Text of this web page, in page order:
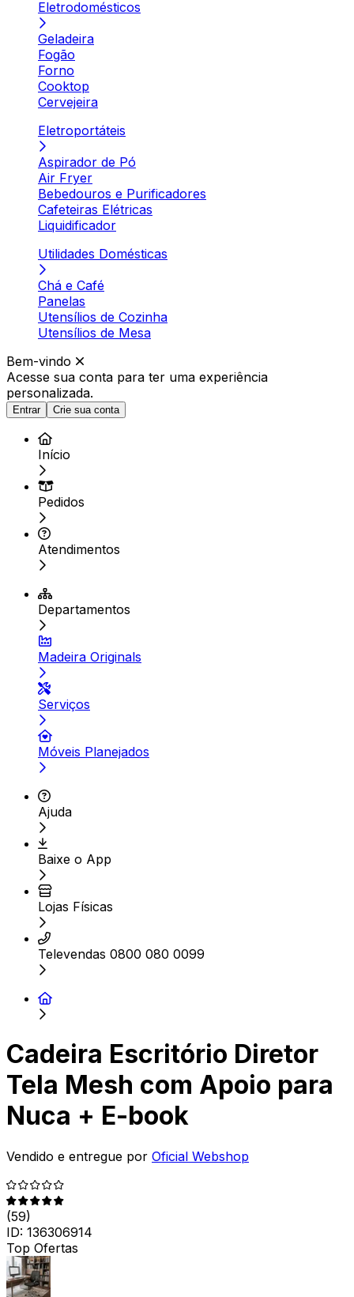
Eletrodomésticos
Geladeira
Fogão
Forno
Cooktop
Cervejeira
Eletroportáteis
Aspirador de Pó
Air Fryer
Bebedouros e Purificadores
Cafeteiras Elétricas
Liquidificador
Utilidades Domésticas
Chá e Café
Panelas
Utensílios de Cozinha
Utensílios de Mesa
Bem-vindo
Acesse sua conta para ter uma experiência
personalizada.
Entrar Crie sua conta
Início
Pedidos
Atendimentos
Departamentos
Madeira Originals
Serviços
Móveis Planejados
Ajuda
Baixe o App
Lojas Físicas
Televendas 0800 080 0099
Cadeira Escritório Diretor
Tela Mesh com Apoio para
Nuca + E-book
Vendido e entregue por Oficial Webshop
(59)
ID: 136306914
Top Ofertas